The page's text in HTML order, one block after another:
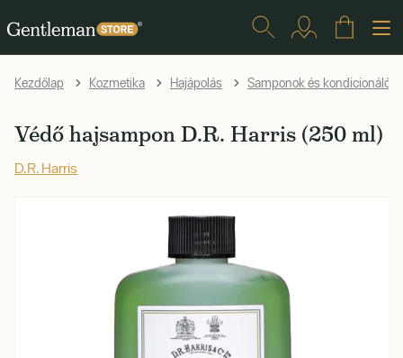
Kezdőlap Kozmetika Hajápolás Samponok és kondicionálók
Védő hajsampon D.R. Harris (250 ml)
D.R. Harris